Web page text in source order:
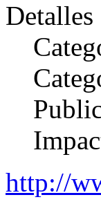
Detalles
http://